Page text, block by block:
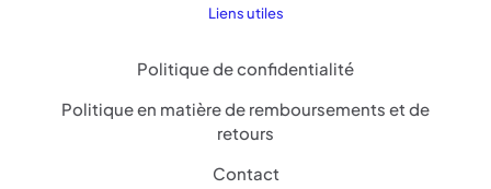
Liens utiles
Politique de confidentialité
Politique en matière de remboursements et de
retours
Contact